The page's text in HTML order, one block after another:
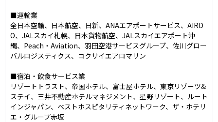
■運輸業
全日本空輸、日本航空、日新、ANAエアポートサービス、AIRD
O、JALスカイ札幌、日本貨物航空、JALスカイエアポート沖
縄、Peach・Aviation、羽田空港サービスグループ、佐川グロー
バルロジスティクス、コクサイエアロマリン
■宿泊・飲食サービス業
リゾートトラスト、帝国ホテル、富士屋ホテル、東京リゾーツ&
ステイ、三井不動産ホテルマネジメント、星野リゾート、ルート
インジャパン、ベストホスピタリティネットワーク、ザ・ホテリ
エ・グループ赤坂